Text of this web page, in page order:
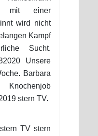
mit einer
wird nicht
Kampf
Sucht.
Unsere
Barbara
stern TV.
TV stern